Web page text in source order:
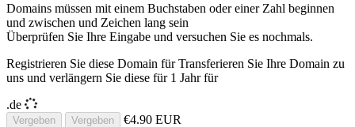
Domains müssen mit einem Buchstaben oder einer Zahl beginnen
und zwischen und Zeichen lang sein
Überprüfen Sie Ihre Eingabe und versuchen Sie es nochmals.
Registrieren Sie diese Domain für Transferieren Sie Ihre Domain zu
uns und verlängern Sie diese für 1 Jahr für
.de
Vergeben Vergeben €4.90 EUR